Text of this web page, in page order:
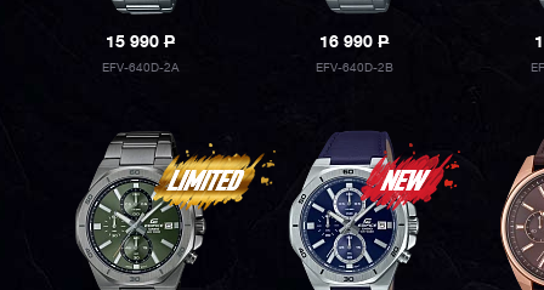
15 990P
EFV-640D-2A
16 990P
EFV-640D-2B